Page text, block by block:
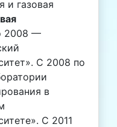
и газовая
2008 —
С 2008 по
в
С 2011